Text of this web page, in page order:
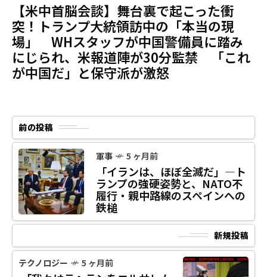
【米中首脳会談】舞台裏で起こった衝
突！トランプ大統領訪中の「本当の現
場」 WHスタッフが中国警備員に踏み
にじられ、米報道陣が30分監禁 「これ
が中国だ」と保守派が激怒
前の投稿
軍事 5 ヶ月前
「イランは、ほぼ全滅だ」—ト
ランプの強硬姿勢と、NATO不
履行・親中路線のスペインへの
鉄槌
新規投稿
テクノロジー 5 ヶ月前